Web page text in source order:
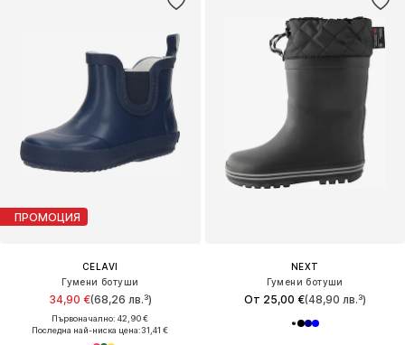
ПРОМОЦИЯ
CELAVI
Гумени ботуши
34,90 €(68,26 лв.³)
Първоначално: 42,90 €
Последна най-ниска цена:31,41 €
NEXT
Гумени ботуши
От 25,00 €(48,90 лв.³)